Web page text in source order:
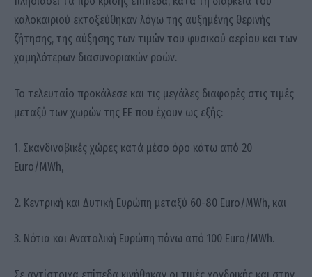
καλοκαιριού εκτοξεύθηκαν λόγω της αυξημένης θερινής
ζήτησης, της αύξησης των τιμών του φυσικού αερίου και των
χαμηλότερων διασυνοριακών ροών.
Το τελευταίο προκάλεσε και τις μεγάλες διαφορές στις τιμές
μεταξύ των χωρών της ΕΕ που έχουν ως εξής:
1. Σκανδιναβικές χώρες κατά μέσο όρο κάτω από 20
Euro/MWh,
2. Κεντρική και Δυτική Ευρώπη μεταξύ 60-80 Euro/MWh, και
3. Νότια και Ανατολική Ευρώπη πάνω από 100 Euro/MWh.